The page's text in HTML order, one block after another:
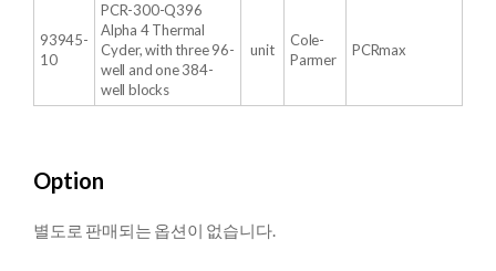
93945-
10
PCR-300-Q396
Alpha 4 Thermal
Cycler, with three 96-
well and one 384-
well blocks
unit
Cole-
Parmer
PCRmax
Option
별도로 판매되는 옵션이 없습니다.